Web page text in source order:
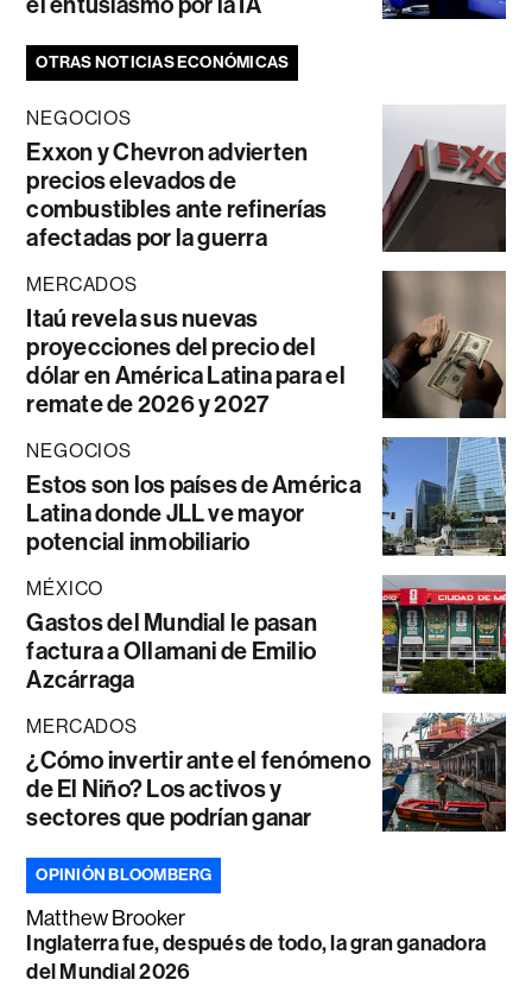
OTRAS NOTICIAS ECONÓMICAS
NEGOCIOS
Exxon y Chevron advierten
precios elevados de
combustibles ante refinerías
afectadas por la guerra
MERCADOS
Itaú revela sus nuevas
proyecciones del precio del
dólar en América Latina para el
remate de 2026 y 2027
NEGOCIOS
Estos son los países de América
Latina donde JLL ve mayor
potencial inmobiliario
MÉXICO
Gastos del Mundial le pasan
factura a Ollamani de Emilio
Azcárraga
MERCADOS
¿Cómo invertir ante el fenómeno
de El Niño? Los activos y
sectores que podrían ganar
OPINIÓN BLOOMBERG
Matthew Brooker
Inglaterra fue, después de todo, la gran ganadora
del Mundial 2026